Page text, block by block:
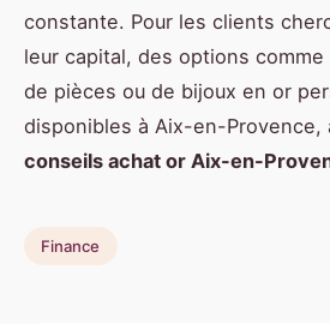
constante. Pour les clients
leur capital, des options
de pièces ou de bijoux en or
disponibles à Aix-en-Provence,
conseils achat or Aix-en-
Finance